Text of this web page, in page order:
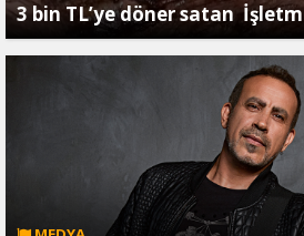
3 bin TL’ye döner satan